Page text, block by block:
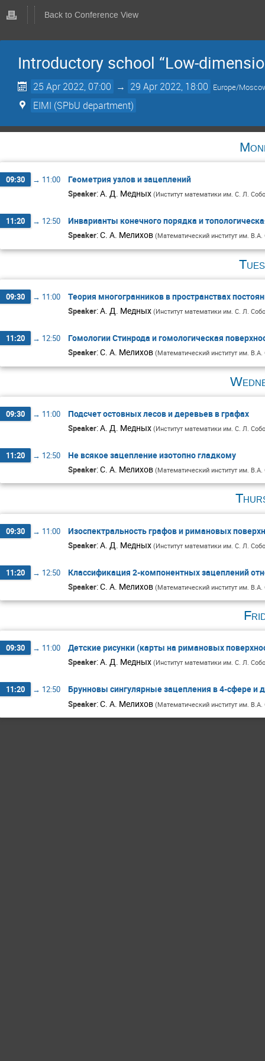
Back to Conference View
Introductory school “Low-
25 Apr 2022, 07:00 → 29 Apr 2022, 18:00 Europe/
EIMI (SPbU department)
09:30 → 11:00 Геометрия узлов и зацеплений
Speaker:А. Д. Медных (Институт математики им. С. Л.
11:20 → 12:50 Инварианты конечного порядка и
Speaker:С. А. Мелихов (Математический институт им.
09:30 → 11:00 Теория многогранников в пространствах
Speaker:А. Д. Медных (Институт математики им. С. Л.
11:20 → 12:50 Гомологии Стинрода и гомологическая
Speaker:С. А. Мелихов (Математический институт им.
09:30 → 11:00 Подсчет остовных лесов и деревьев в графах
Speaker:А. Д. Медных (Институт математики им. С. Л.
11:20 → 12:50 Не всякое зацепление изотопно гладкому
Speaker:С. А. Мелихов (Математический институт им.
09:30 → 11:00 Изоспектральность графов и римановых
Speaker:А. Д. Медных (Институт математики им. С. Л.
11:20 → 12:50 Классификация 2-компонентных зацеплений
Speaker:С. А. Мелихов (Математический институт им.
09:30 → 11:00 Детские рисунки (карты на римановых
Speaker:А. Д. Медных (Институт математики им. С. Л.
11:20 → 12:50 Брунновы сингулярные зацепления в 4-сфере и
Speaker:С. А. Мелихов (Математический институт им.